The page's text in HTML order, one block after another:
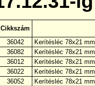
Cikkszám
36042
Kerítésléc 78x21
36082
Kerítésléc 78x21
36012
Kerítésléc 78x21
36022
Kerítésléc 78x21
36052
Kerítésléc 78x21